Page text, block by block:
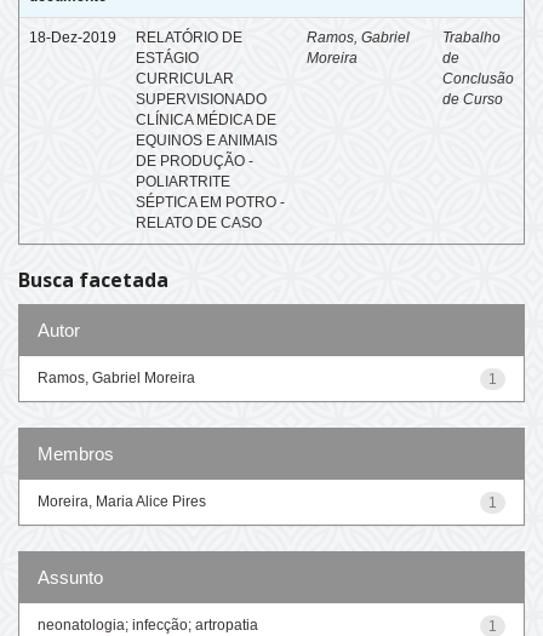
18-Dez-2019
RELATÓRIO DE
ESTÁGIO
CURRICULAR
SUPERVISIONADO
CLÍNICA MÉDICA DE
EQUINOS E ANIMAIS
DE PRODUÇÃO -
POLIARTRITE
SÉPTICA EM POTRO -
RELATO DE CASO
Ramos, Gabriel
Moreira
Trabalho
de
Conclusão
de Curso
Busca facetada
Autor
1
Ramos, Gabriel Moreira
Membros
1
Moreira, Maria Alice Pires
Assunto
1
neonatologia; infecção; artropatia